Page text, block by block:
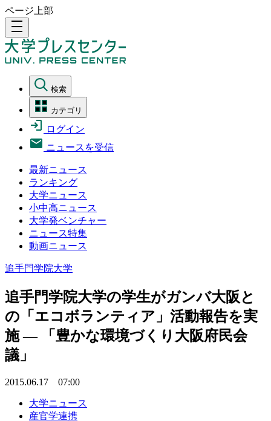
ページ上部
density_medium
検索
カテゴリ
ログイン
ニュースを受信
最新ニュース
ランキング
大学ニュース
小中高ニュース
大学発ベンチャー
ニュース特集
動画ニュース
追手門学院大学
追手門学院大学の学生がガンバ大阪と
の「エコボランティア」活動報告を実
施 — 「豊かな環境づくり大阪府民会
議」
2015.06.17 07:00
大学ニュース
産官学連携